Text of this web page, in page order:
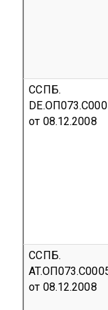
ССПБ.
от 08.12.2008
ССПБ.
от 08.12.2008